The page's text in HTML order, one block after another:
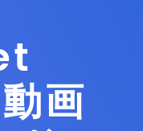
画